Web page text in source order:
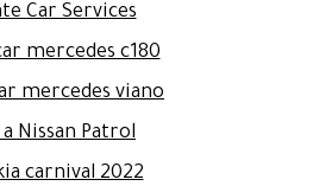
Car Services
mercedes c180
mercedes viano
Nissan Patrol
carnival 2022